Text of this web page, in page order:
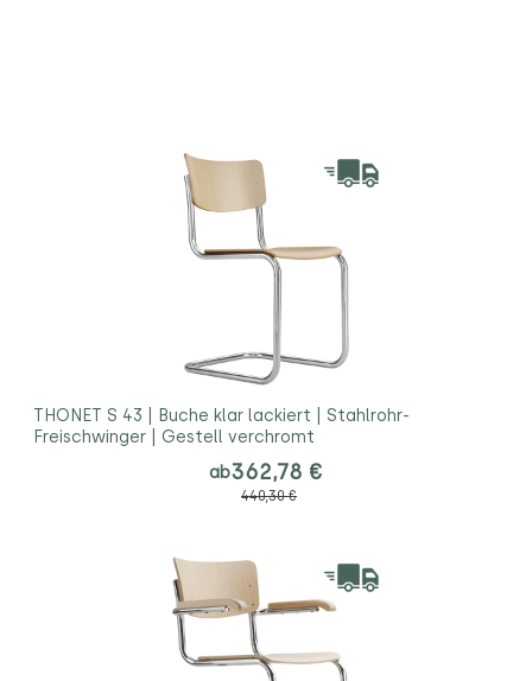
THONET S 43 | Buche klar lackiert | Stahlrohr-
Freischwinger | Gestell verchromt
ab362,78 €
440,30 €